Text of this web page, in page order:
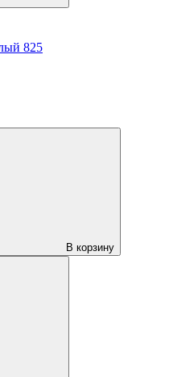
825
В корзину